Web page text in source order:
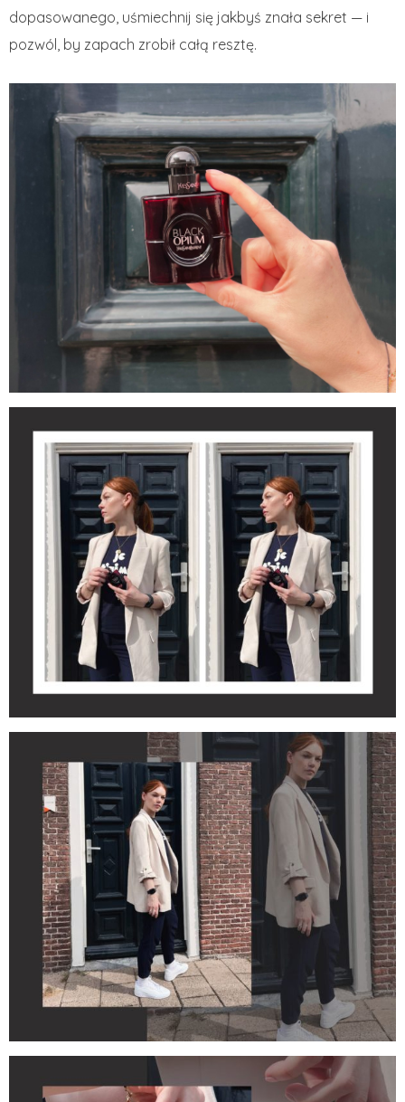
dopasowanego, uśmiechnij się jakbyś znała sekret — i
pozwól, by zapach zrobił całą resztę.